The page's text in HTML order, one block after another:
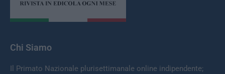
Chi Siamo
Il Primato Nazionale plurisettimanale online indipendente;